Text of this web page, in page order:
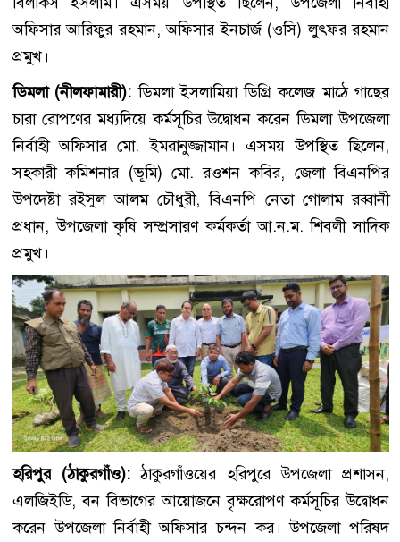
অফিসার আরিফুর রহমান, অফিসার ইনচার্জ (ওসি) লুৎফর রহমান
প্রমুখ।
ডিমলা (নীলফামারী): ডিমলা ইসলামিয়া ডিগ্রি কলেজ মাঠে গাছের
চারা রোপণের মধ্যদিয়ে কর্মসূচির উদ্বোধন করেন ডিমলা উপজেলা
নির্বাহী অফিসার মো. ইমরানুজ্জামান। এসময় উপস্থিত ছিলেন,
সহকারী কমিশনার (ভূমি) মো. রওশন কবির, জেলা বিএনপির
উপদেষ্টা রইসুল আলম চৌধুরী, বিএনপি নেতা গোলাম রব্বানী
প্রধান, উপজেলা কৃষি সম্প্রসারণ কর্মকর্তা আ.ন.ম. শিবলী সাদিক
প্রমুখ।
হরিপুর (ঠাকুরগাঁও):ঠাকুরগাঁওয়ের হরিপুরে উপজেলা প্রশাসন,
এলজিইডি, বন বিভাগের আয়োজনে বৃক্ষরোপণ কর্মসূচির উদ্বোধন
করেন উপজেলা নির্বাহী অফিসার চন্দন কর। উপজেলা পরিষদ